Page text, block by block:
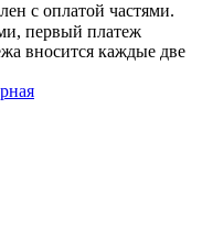
с оплатой частями.
первый платеж
вносится каждые две